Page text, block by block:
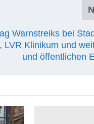
Warnstreiks bei
LVR Klinikum und
und öffentlichen